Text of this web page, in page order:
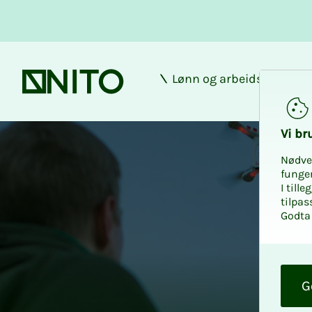
Forsiden
Lønn og arbeidsforhold
Vi
I